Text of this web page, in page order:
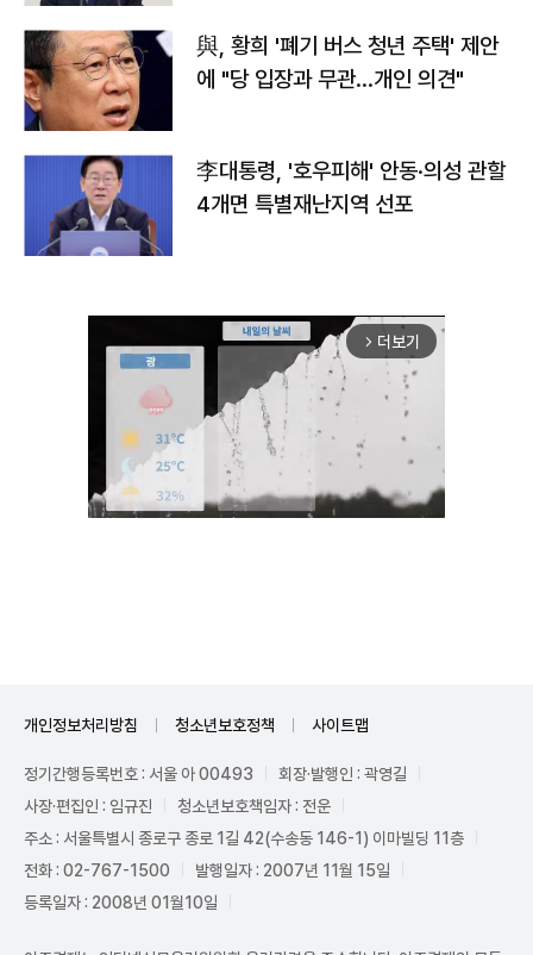
與, 황희 '폐기 버스 청년 주택' 제안
에 "당 입장과 무관…개인 의견"
李대통령, '호우피해' 안동·의성 관할
4개면 특별재난지역 선포
arrow_forward_ios 더보기
개인정보처리방침 청소년보호정책 사이트맵
정기간행등록번호 : 서울 아 00493
회장·발행인 : 곽영길
사장·편집인 : 임규진
청소년보호책임자 : 전운
주소 : 서울특별시 종로구 종로 1길 42(수송동 146-1) 이마빌딩 11층
전화 : 02-767-1500
발행일자 : 2007년 11월 15일
등록일자 : 2008년 01월10일